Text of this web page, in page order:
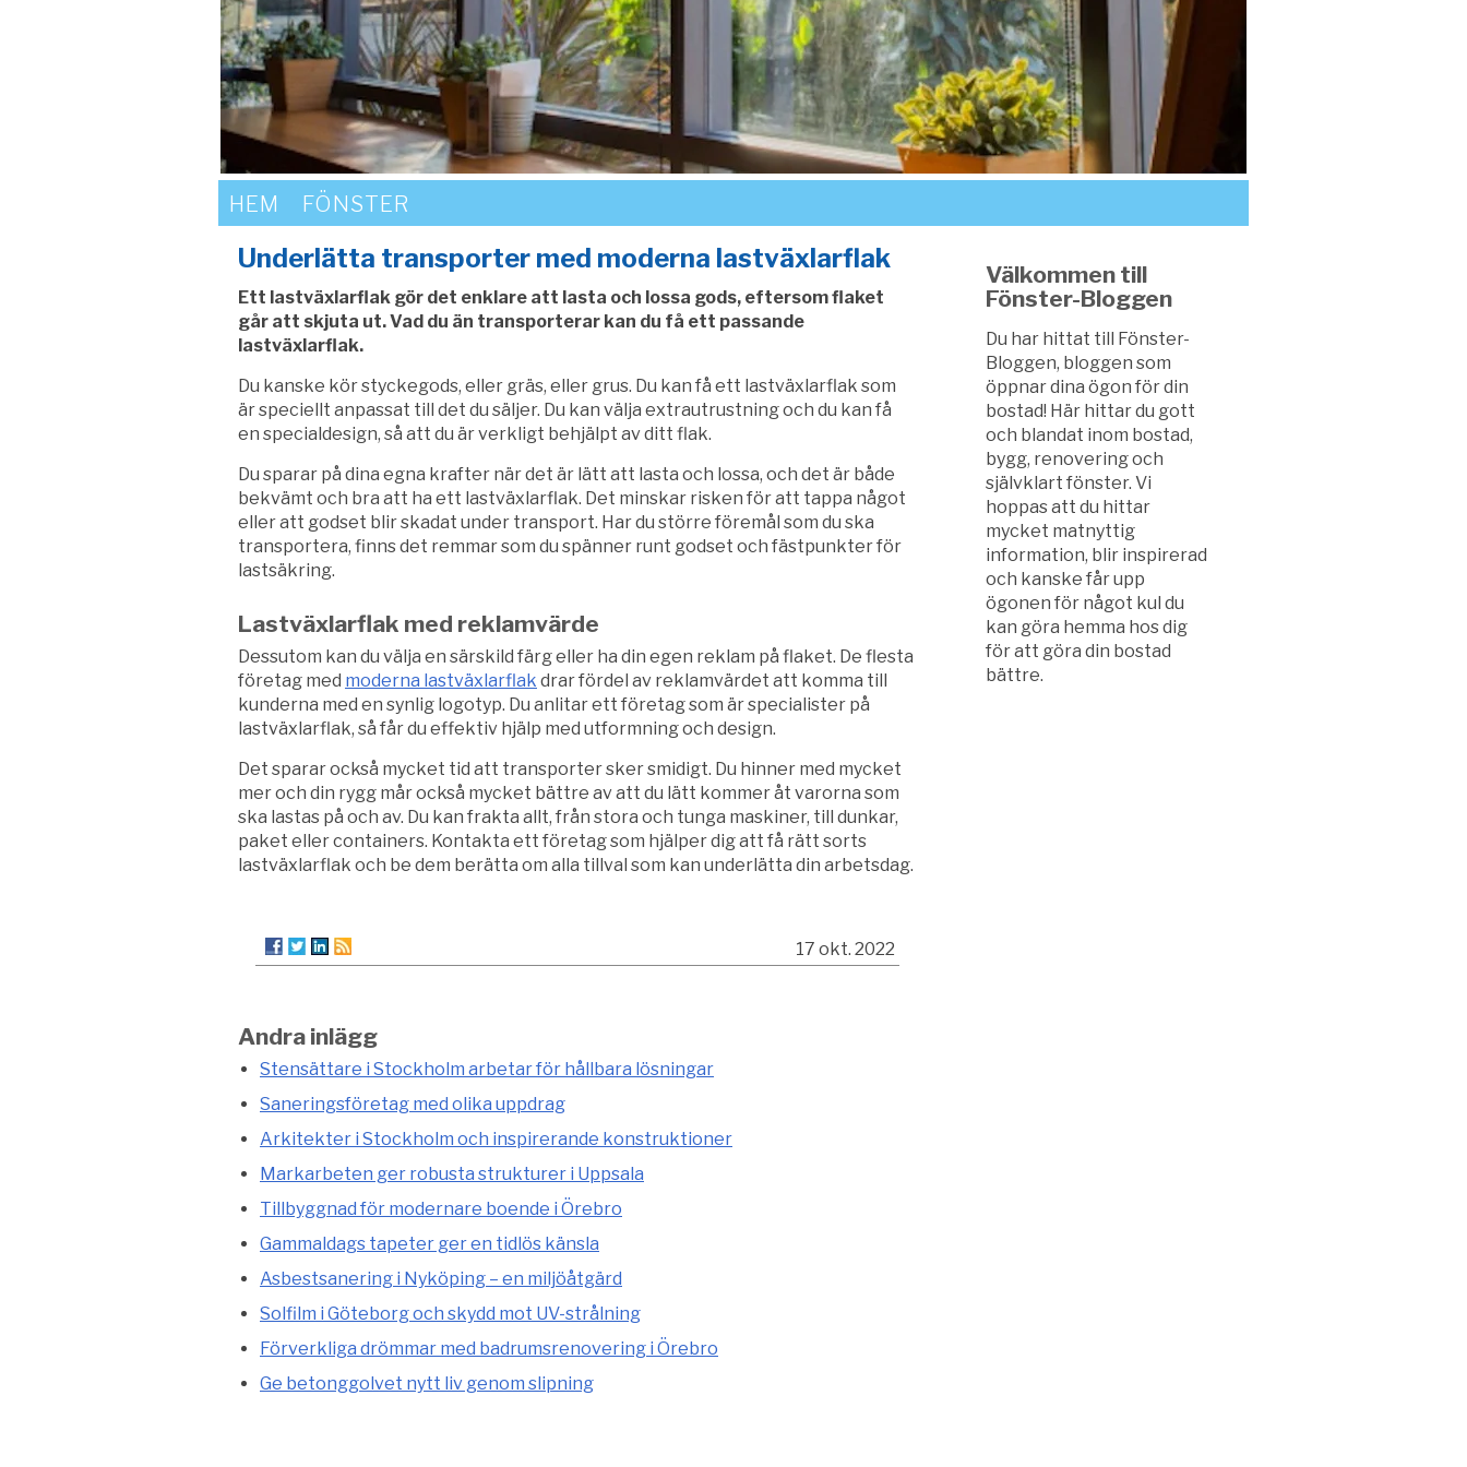
HEM FÖNSTER
Underlätta transporter med moderna lastväxlarflak
Ett lastväxlarflak gör det enklare att lasta och lossa gods, eftersom flaket
går att skjuta ut. Vad du än transporterar kan du få ett passande
lastväxlarflak.
Du kanske kör styckegods, eller gräs, eller grus. Du kan få ett lastväxlarflak som
är speciellt anpassat till det du säljer. Du kan välja extrautrustning och du kan få
en specialdesign, så att du är verkligt behjälpt av ditt flak.
Du sparar på dina egna krafter när det är lätt att lasta och lossa, och det är både
bekvämt och bra att ha ett lastväxlarflak. Det minskar risken för att tappa något
eller att godset blir skadat under transport. Har du större föremål som du ska
transportera, finns det remmar som du spänner runt godset och fästpunkter för
lastsäkring.
Lastväxlarflak med reklamvärde
Dessutom kan du välja en särskild färg eller ha din egen reklam på flaket. De flesta
företag med moderna lastväxlarflak drar fördel av reklamvärdet att komma till
kunderna med en synlig logotyp. Du anlitar ett företag som är specialister på
lastväxlarflak, så får du effektiv hjälp med utformning och design.
Det sparar också mycket tid att transporter sker smidigt. Du hinner med mycket
mer och din rygg mår också mycket bättre av att du lätt kommer åt varorna som
ska lastas på och av. Du kan frakta allt, från stora och tunga maskiner, till dunkar,
paket eller containers. Kontakta ett företag som hjälper dig att få rätt sorts
lastväxlarflak och be dem berätta om alla tillval som kan underlätta din arbetsdag.
17 okt. 2022
Andra inlägg
Stensättare i Stockholm arbetar för hållbara lösningar
Saneringsföretag med olika uppdrag
Arkitekter i Stockholm och inspirerande konstruktioner
Markarbeten ger robusta strukturer i Uppsala
Tillbyggnad för modernare boende i Örebro
Gammaldags tapeter ger en tidlös känsla
Asbestsanering i Nyköping – en miljöåtgärd
Solfilm i Göteborg och skydd mot UV-strålning
Förverkliga drömmar med badrumsrenovering i Örebro
Ge betonggolvet nytt liv genom slipning
Välkommen till
Fönster-Bloggen
Du har hittat till Fönster-
Bloggen, bloggen som
öppnar dina ögon för din
bostad! Här hittar du gott
och blandat inom bostad,
bygg, renovering och
självklart fönster. Vi
hoppas att du hittar
mycket matnyttig
information, blir inspirerad
och kanske får upp
ögonen för något kul du
kan göra hemma hos dig
för att göra din bostad
bättre.